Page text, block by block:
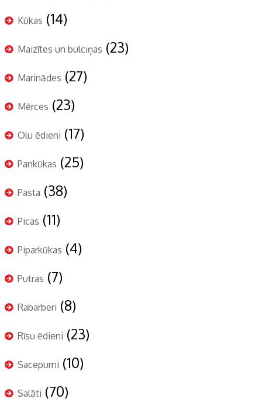
Kūkas (14)
Maizītes un bulciņas (23)
Marinādes (27)
Mērces (23)
Olu ēdieni (17)
Pankūkas (25)
Pasta (38)
Picas (11)
Piparkūkas (4)
Putras (7)
Rabarberi (8)
Rīsu ēdieni (23)
Sacepumi (10)
Salāti (70)